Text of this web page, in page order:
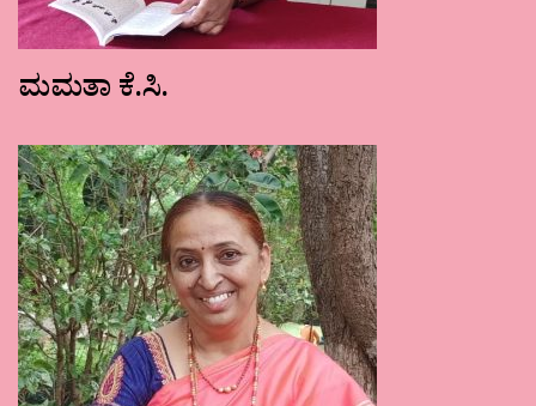
ಮಮತಾ ಕೆ.ಸಿ.